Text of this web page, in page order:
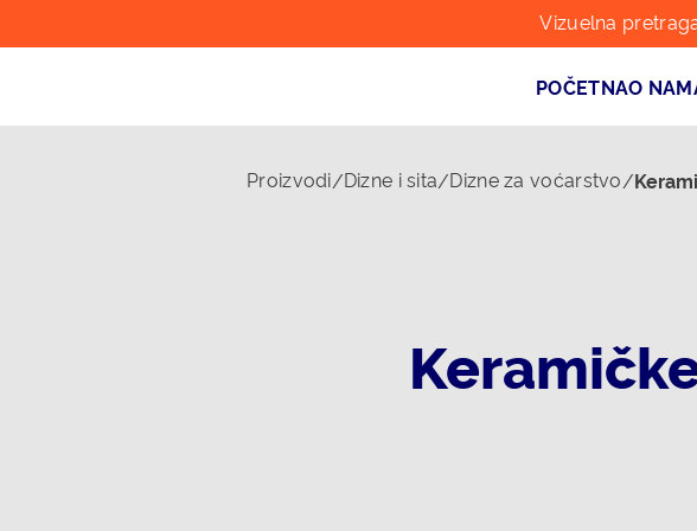
Vizuelna
POČETNAO
Proizvodi/Dizne i sita/Dizne za voćarstvo/